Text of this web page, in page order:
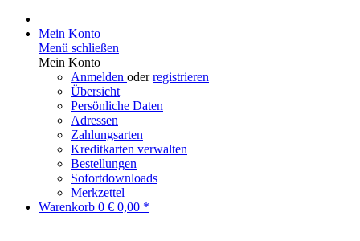
Mein Konto
Menü schließen
Mein Konto
Anmelden oderregistrieren
Übersicht
Persönliche Daten
Adressen
Zahlungsarten
Kreditkarten verwalten
Bestellungen
Sofortdownloads
Merkzettel
Warenkorb 0 € 0,00 *